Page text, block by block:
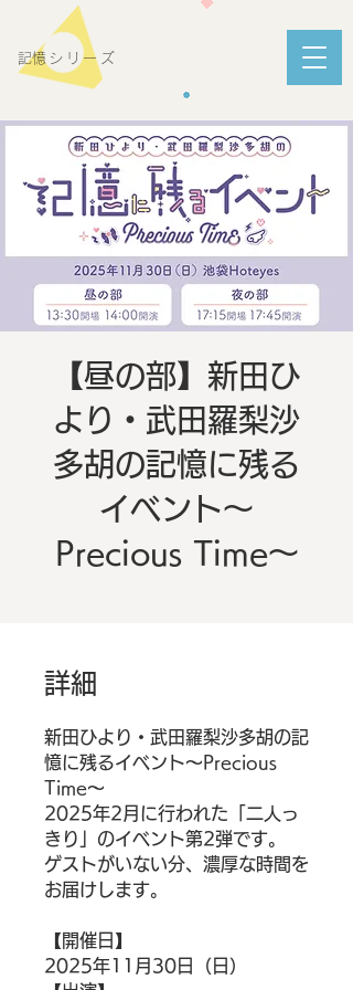
​記憶シリーズ
【昼の部】新田ひ
より・武田羅梨沙
多胡の記憶に残る
イベント～
Precious Time～
詳細
新田ひより・武田羅梨沙多胡の記
憶に残るイベント～Precious
Time～
2025年2月に行われた「二人っ
きり」のイベント第2弾です。
ゲストがいない分、濃厚な時間を
お届けします。
【開催日】
2025年11月30日（日）